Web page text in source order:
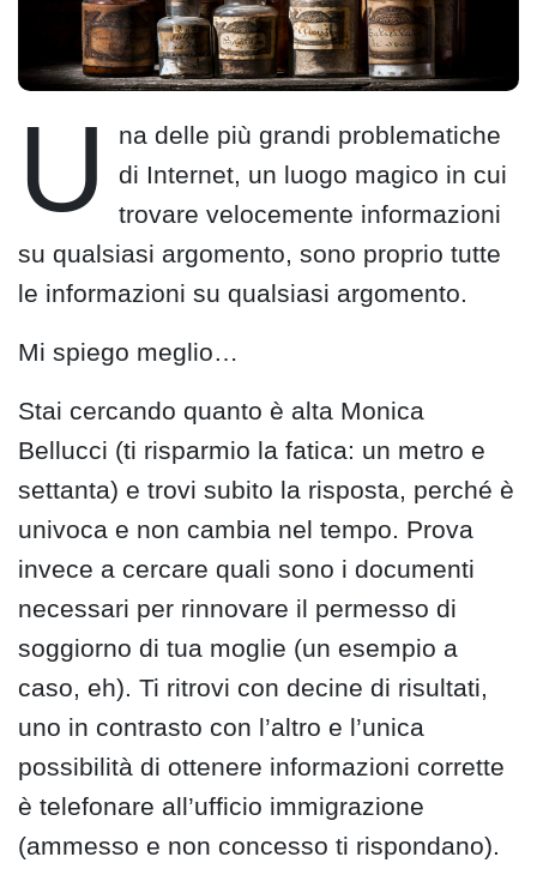
U
na delle più grandi problematiche
di Internet, un luogo magico in cui
trovare velocemente informazioni
su qualsiasi argomento, sono proprio tutte
le informazioni su qualsiasi argomento.
Mi spiego meglio…
Stai cercando quanto è alta Monica
Bellucci (ti risparmio la fatica: un metro e
settanta) e trovi subito la risposta, perché è
univoca e non cambia nel tempo. Prova
invece a cercare quali sono i documenti
necessari per rinnovare il permesso di
soggiorno di tua moglie (un esempio a
caso, eh). Ti ritrovi con decine di risultati,
uno in contrasto con l’altro e l’unica
possibilità di ottenere informazioni corrette
è telefonare all’ufficio immigrazione
(ammesso e non concesso ti rispondano).